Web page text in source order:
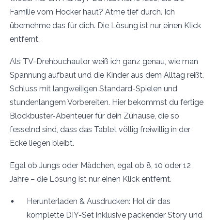
Familie vom Hocker haut? Atme tief durch. Ich
übernehme das für dich. Die Lösung ist nur einen Klick
entfernt.
Als TV-Drehbuchautor weiß ich ganz genau, wie man
Spannung aufbaut und die Kinder aus dem Alltag reißt.
Schluss mit langweiligen Standard-Spielen und
stundenlangem Vorbereiten. Hier bekommst du fertige
Blockbuster-Abenteuer für dein Zuhause, die so
fesselnd sind, dass das Tablet völlig freiwillig in der
Ecke liegen bleibt.
Egal ob Jungs oder Mädchen, egal ob 8, 10 oder 12
Jahre – die Lösung ist nur einen Klick entfernt.
Herunterladen & Ausdrucken: Hol dir das
komplette DIY-Set inklusive packender Story und